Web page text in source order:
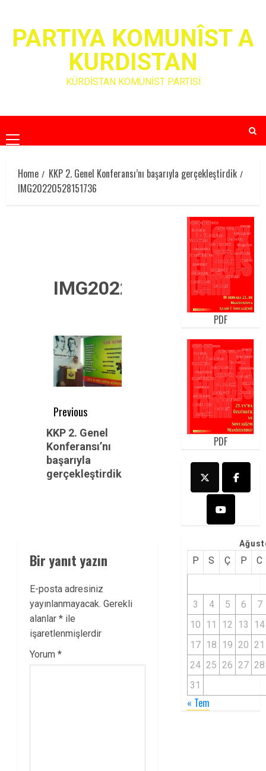
contentPARTIYA KOMUNÎST A
KURDISTAN
KÜRDİSTAN KOMÜNİST PARTİSİ
Primary
Menu
Home
KKP 2. Genel Konferansı’nı başarıyla gerçekleştirdik
IMG20220528151736
IMG20220528151736
Post
navigation
Previous
Previous
post:
KKP 2. Genel
Konferansı’nı
başarıyla
gerçekleştirdik
Bir yanıt yazın
E-posta adresiniz
yayınlanmayacak. Gerekli
alanlar * ile
işaretlenmişlerdir
Yorum *
PDF
PDF
P S Ç P C
3 4 5 6
7
10 11 12 13
14
17 18 19 20 21
24 25 26 27 28
31
« Tem